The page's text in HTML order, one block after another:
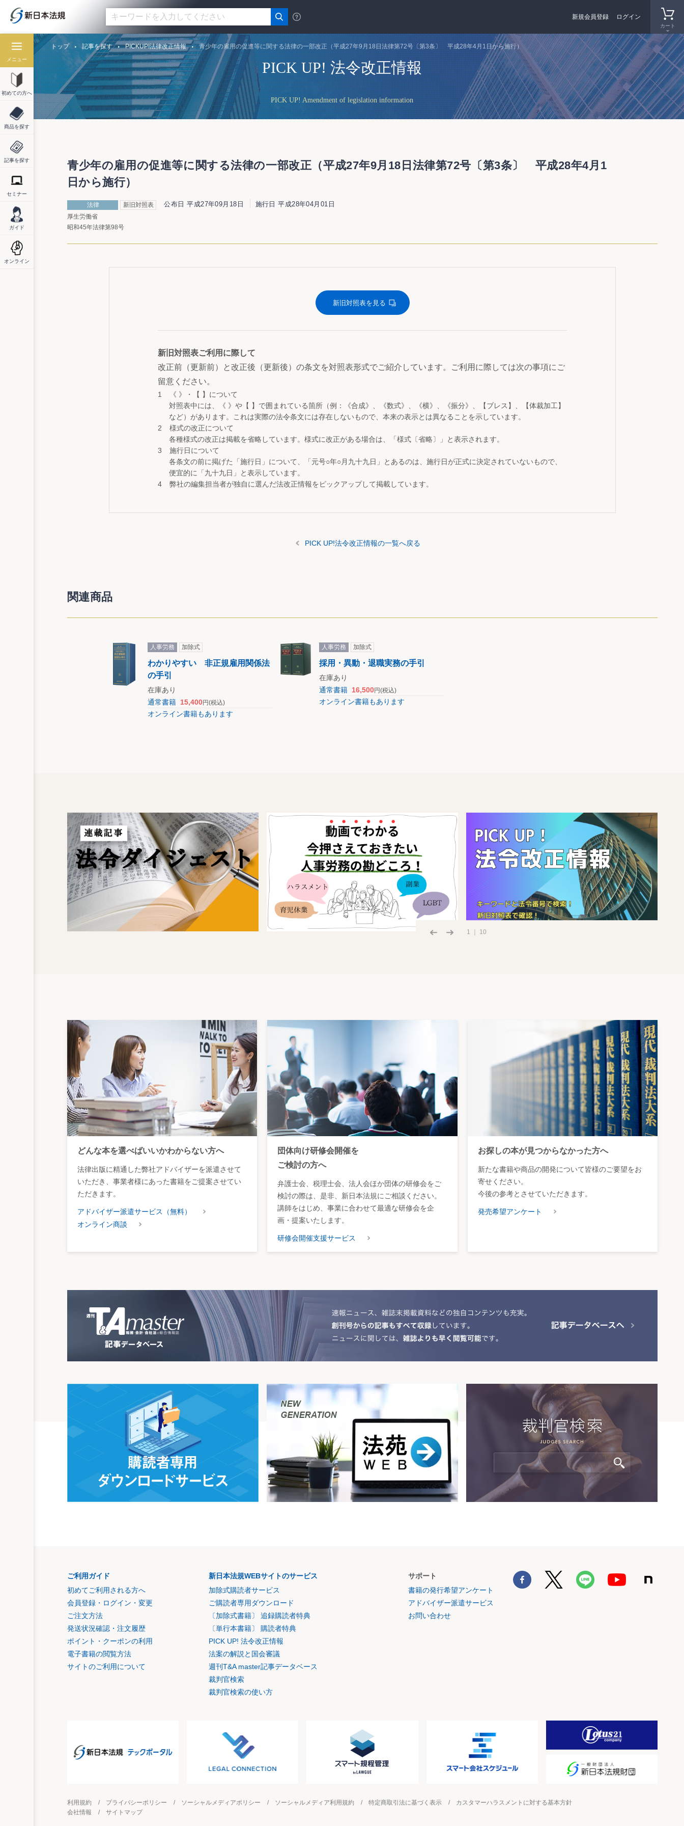
カート
新規会員登録 ログイン
メニュー
初めての方へ
商品を探す
記事を探す
セミナー
ガイド
オンライン
PICK UP! 法令改正情報
PICK UP! Amendment of legislation information
トップ 記事を探す PICKUP!法律改正情報 青少年の雇用の促進等に関する法律の一部改正（平成27年9月18日法律第72号〔第3条〕 平成28年4月1日から施行）
青少年の雇用の促進等に関する法律の一部改正（平成27年9月18日法律第72号〔第3条〕 平成28年4月1
日から施行）
法律 新旧対照表 公布日 平成27年09月18日 施行日 平成28年04月01日
厚生労働省
昭和45年法律第98号
新旧対照表を見る
新旧対照表ご利用に際して
改正前（更新前）と改正後（更新後）の条文を対照表形式でご紹介しています。ご利用に際しては次の事項にご
留意ください。
《 》・【 】について
対照表中には、《 》や【 】で囲まれている箇所（例：《合成》、《数式》、《横》、《振分》、【ブレス】、【体裁加工】
など）があります。これは実際の法令条文には存在しないもので、本来の表示とは異なることを示しています。
様式の改正について
各種様式の改正は掲載を省略しています。様式に改正がある場合は、「様式〔省略〕」と表示されます。
施行日について
各条文の前に掲げた「施行日」について、「元号○年○月九十九日」とあるのは、施行日が正式に決定されていないもので、
便宜的に「九十九日」と表示しています。
弊社の編集担当者が独自に選んだ法改正情報をピックアップして掲載しています。
PICK UP!法令改正情報の一覧へ戻る
関連商品
人事労務 加除式
わかりやすい 非正規雇用関係法
の手引
在庫あり
通常書籍 15,400円(税込)
オンライン書籍もあります
人事労務 加除式
採用・異動・退職実務の手引
在庫あり
通常書籍 16,500円(税込)
オンライン書籍もあります
1 ｜ 10
どんな本を選べばいいかわからない方へ
法律出版に精通した弊社アドバイザーを派遣させて
いただき、事業者様にあった書籍をご提案させてい
ただきます。
アドバイザー派遣サービス（無料）
オンライン商談
団体向け研修会開催を
ご検討の方へ
弁護士会、税理士会、法人会ほか団体の研修会をご
検討の際は、是非、新日本法規にご相談ください。
講師をはじめ、事業に合わせて最適な研修会を企
画・提案いたします。
研修会開催支援サービス
お探しの本が見つからなかった方へ
新たな書籍や商品の開発について皆様のご要望をお
寄せください。
今後の参考とさせていただきます。
発売希望アンケート
ご利用ガイド
初めてご利用される方へ
会員登録・ログイン・変更
ご注文方法
発送状況確認・注文履歴
ポイント・クーポンの利用
電子書籍の閲覧方法
サイトのご利用について
新日本法規WEBサイトのサービス
加除式購読者サービス
ご購読者専用ダウンロード
〔加除式書籍〕 追録購読者特典
〔単行本書籍〕 購読者特典
PICK UP! 法令改正情報
法案の解説と国会審議
週刊T&A master記事データベース
裁判官検索
裁判官検索の使い方
サポート
書籍の発行希望アンケート
アドバイザー派遣サービス
お問い合わせ
利用規約 プライバシーポリシー ソーシャルメディアポリシー ソーシャルメディア利用規約 特定商取引法に基づく表示
カスタマーハラスメントに対する基本方針
会社情報
サイトマップ